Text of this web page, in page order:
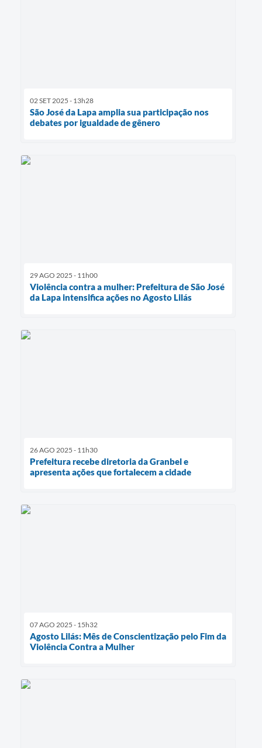
02 SET 2025 - 13h28
São José da Lapa amplia sua participação nos
debates por igualdade de gênero
29 AGO 2025 - 11h00
Violência contra a mulher: Prefeitura de São José
da Lapa intensifica ações no Agosto Lilás
26 AGO 2025 - 11h30
Prefeitura recebe diretoria da Granbel e
apresenta ações que fortalecem a cidade
07 AGO 2025 - 15h32
Agosto Lilás: Mês de Conscientização pelo Fim da
Violência Contra a Mulher